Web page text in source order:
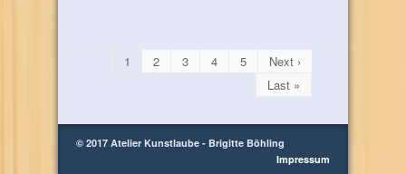
1 2 3 4 5
Next ›
Last »
© 2017 Atelier Kunstlaube - Brigitte Böhling
Impressum